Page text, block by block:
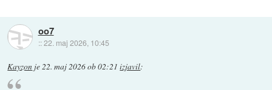
oo7
::22. maj 2026, 10:45
Kayzon je22. maj 2026 ob 02:21 izjavil: